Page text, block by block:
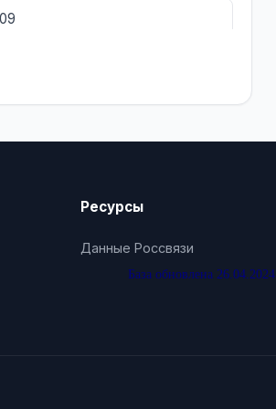
Ресурсы
Данные Россвязи
База обновлена 26.04.2024